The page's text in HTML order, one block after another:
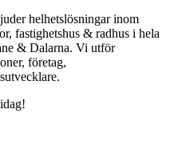
helhetslösningar inom
fastighetshus & radhus i hela
& Dalarna. Vi utför
företag,